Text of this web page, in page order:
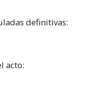
definitivas:
acto: